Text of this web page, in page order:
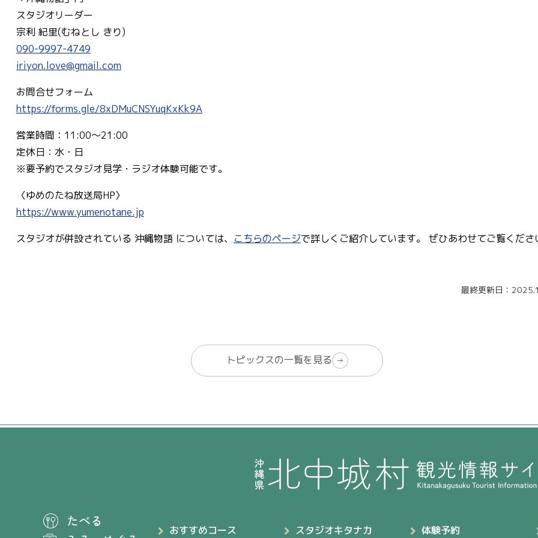
スタジオリーダー
宗利 紀里(むねとし きり)
090-9997-4749
iriyon.love@gmail.com
お問合せフォーム
https://forms.gle/8xDMuCNSYuqKxKk9A
営業時間：11:00〜21:00
定休日：水・日
※要予約でスタジオ見学・ラジオ体験可能です。
〈ゆめのたね放送局HP〉
https://www.yumenotane.jp
スタジオが併設されている 沖縄物語 については、 こちらのページで詳しくご紹介しています。 ぜひあわせてご覧くださ
最終更新日：
トピックスの一覧を見る
たべる
おすすめコース スタジオキタナカ 体験予約